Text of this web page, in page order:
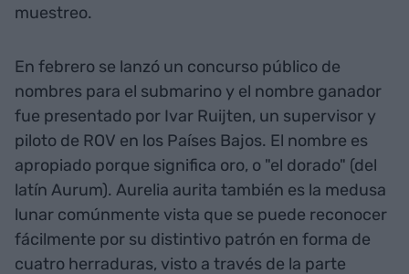
muestreo.
En febrero se lanzó un concurso público de
nombres para el submarino y el nombre ganador
fue presentado por Ivar Ruijten, un supervisor y
piloto de ROV en los Países Bajos. El nombre es
apropiado porque significa oro, o "el dorado" (del
latín Aurum). Aurelia aurita también es la medusa
lunar comúnmente vista que se puede reconocer
fácilmente por su distintivo patrón en forma de
cuatro herraduras, visto a través de la parte